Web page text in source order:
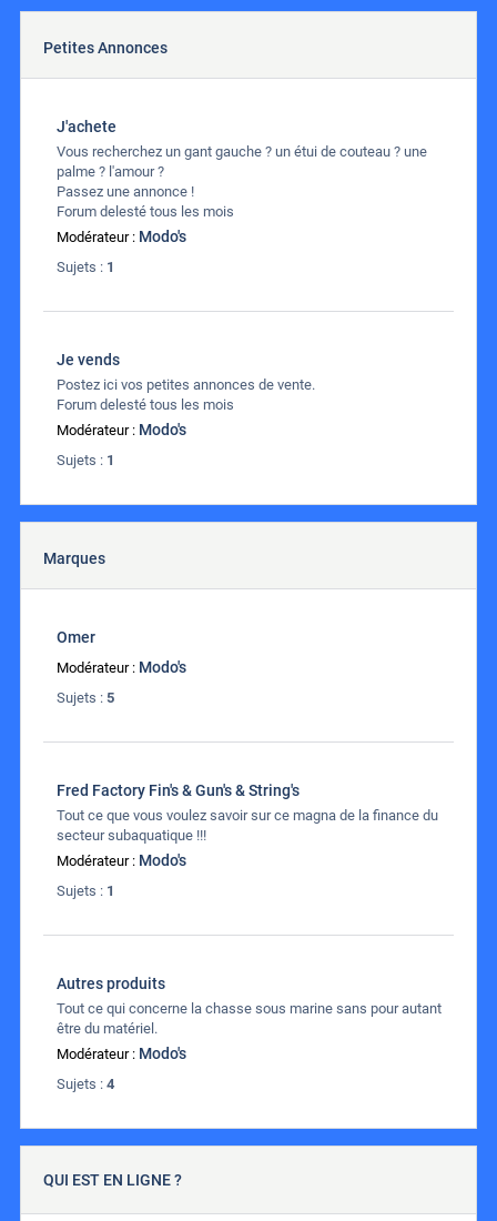
Petites Annonces
J'achete
Vous recherchez un gant gauche ? un étui de couteau ? une
palme ? l'amour ?
Passez une annonce !
Forum delesté tous les mois
Modérateur : Modo's
Sujets : 1
Je vends
Postez ici vos petites annonces de vente.
Forum delesté tous les mois
Modérateur : Modo's
Sujets : 1
Marques
Omer
Modérateur : Modo's
Sujets : 5
Fred Factory Fin's & Gun's & String's
Tout ce que vous voulez savoir sur ce magna de la finance du
secteur subaquatique !!!
Modérateur : Modo's
Sujets : 1
Autres produits
Tout ce qui concerne la chasse sous marine sans pour autant
être du matériel.
Modérateur : Modo's
Sujets : 4
QUI EST EN LIGNE ?